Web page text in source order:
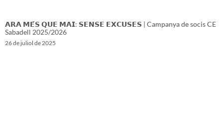
𝗔𝗥𝗔 𝗠𝗘́𝗦 𝗤𝗨𝗘 𝗠𝗔𝗜: 𝗦𝗘𝗡𝗦𝗘 𝗘𝗫𝗖𝗨𝗦𝗘𝗦 | Campanya de socis CE
Sabadell 2025/2026
26 de juliol de 2025